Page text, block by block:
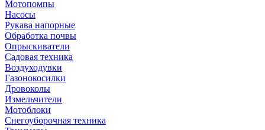
Мотопомпы
Насосы
Рукава напорные
Обработка почвы
Опрыскиватели
Садовая техника
Воздуходувки
Газонокосилки
Дровоколы
Измельчители
Мотоблоки
Снегоуборочная техника